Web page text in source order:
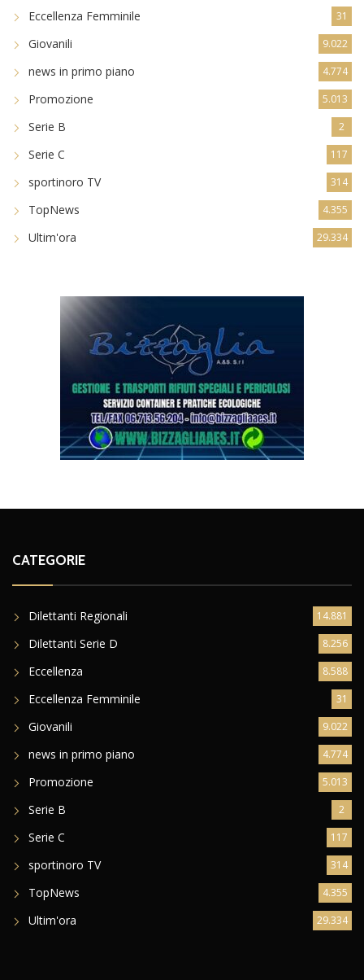
Eccellenza Femminile 31
Giovanili 9.022
news in primo piano 4.774
Promozione 5.013
Serie B 2
Serie C 117
sportinoro TV 314
TopNews 4.355
Ultim'ora 29.334
CATEGORIE
Dilettanti Regionali 14.881
Dilettanti Serie D 8.256
Eccellenza 8.588
Eccellenza Femminile 31
Giovanili 9.022
news in primo piano 4.774
Promozione 5.013
Serie B 2
Serie C 117
sportinoro TV 314
TopNews 4.355
Ultim'ora 29.334